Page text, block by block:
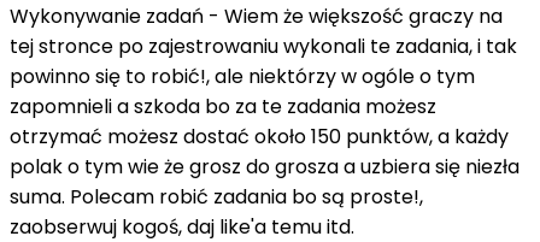
Wykonywanie zadań - Wiem że większość graczy na
tej stronce po zajestrowaniu wykonali te zadania, i tak
powinno się to robić!, ale niektórzy w ogóle o tym
zapomnieli a szkoda bo za te zadania możesz
otrzymać możesz dostać około 150 punktów, a każdy
polak o tym wie że grosz do grosza a uzbiera się niezła
suma. Polecam robić zadania bo są proste!,
zaobserwuj kogoś, daj like'a temu itd.